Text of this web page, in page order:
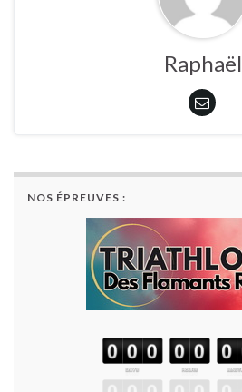
Raphaël
NOS ÉPREUVES :